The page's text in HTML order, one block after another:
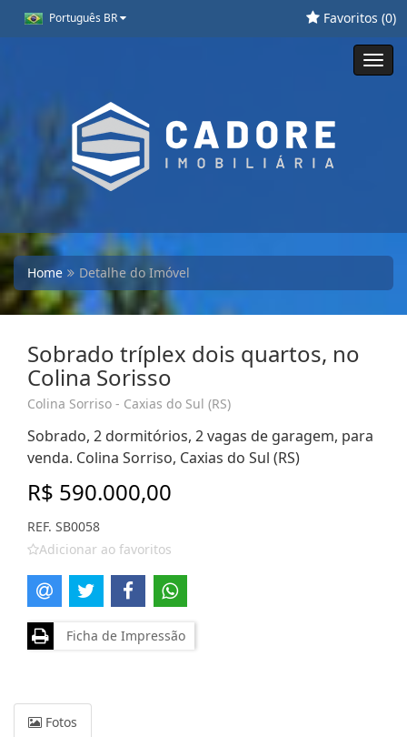
Português BR Favoritos (0)
Home Detalhe do Imóvel
Sobrado tríplex dois quartos, no
Colina Sorisso
Colina Sorriso - Caxias do Sul (RS)
Sobrado, 2 dormitórios, 2 vagas de garagem, para
venda. Colina Sorriso, Caxias do Sul (RS)
R$ 590.000,00
REF. SB0058
Adicionar ao favoritos
Ficha de Impressão
Fotos